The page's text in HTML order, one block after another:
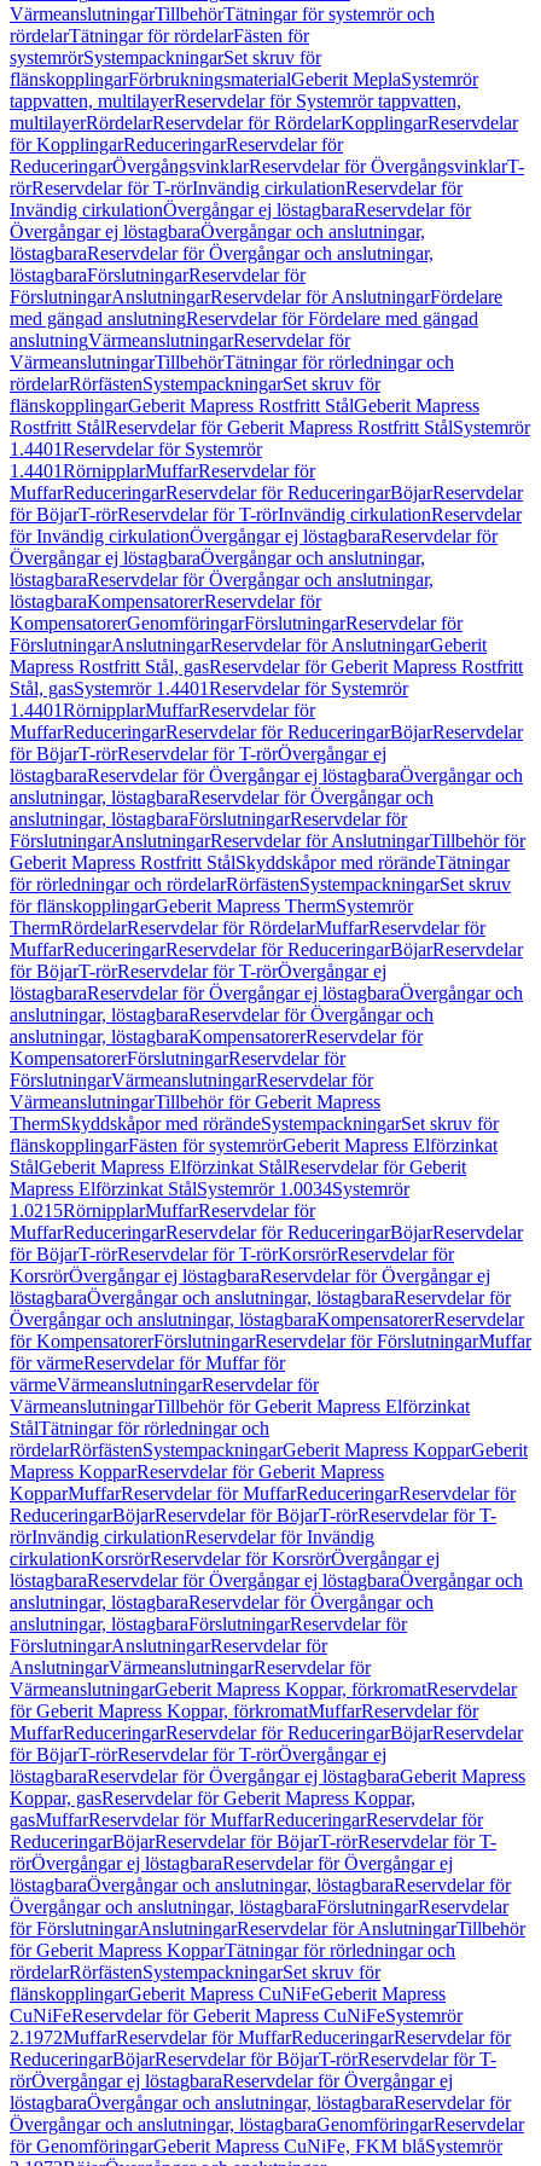
VärmeanslutningarTillbehörTätningar för systemrör och
rördelarTätningar för rördelarFästen för
systemrörSystempackningarSet skruv för
flänskopplingarFörbrukningsmaterialGeberit MeplaSystemrör
tappvatten, multilayerReservdelar för Systemrör tappvatten,
multilayerRördelarReservdelar för RördelarKopplingarReservdelar
för KopplingarReduceringarReservdelar för
ReduceringarÖvergångsvinklarReservdelar för ÖvergångsvinklarT-
rörReservdelar för T-rörInvändig cirkulationReservdelar för
Invändig cirkulationÖvergångar ej löstagbaraReservdelar för
Övergångar ej löstagbaraÖvergångar och anslutningar,
löstagbaraReservdelar för Övergångar och anslutningar,
löstagbaraFörslutningarReservdelar för
FörslutningarAnslutningarReservdelar för AnslutningarFördelare
med gängad anslutningReservdelar för Fördelare med gängad
anslutningVärmeanslutningarReservdelar för
VärmeanslutningarTillbehörTätningar för rörledningar och
rördelarRörfästenSystempackningarSet skruv för
flänskopplingarGeberit Mapress Rostfritt StålGeberit Mapress
Rostfritt StålReservdelar för Geberit Mapress Rostfritt StålSystemrör
1.4401Reservdelar för Systemrör
1.4401RörnipplarMuffarReservdelar för
MuffarReduceringarReservdelar för ReduceringarBöjarReservdelar
för BöjarT-rörReservdelar för T-rörInvändig cirkulationReservdelar
för Invändig cirkulationÖvergångar ej löstagbaraReservdelar för
Övergångar ej löstagbaraÖvergångar och anslutningar,
löstagbaraReservdelar för Övergångar och anslutningar,
löstagbaraKompensatorerReservdelar för
KompensatorerGenomföringarFörslutningarReservdelar för
FörslutningarAnslutningarReservdelar för AnslutningarGeberit
Mapress Rostfritt Stål, gasReservdelar för Geberit Mapress Rostfritt
Stål, gasSystemrör 1.4401Reservdelar för Systemrör
1.4401RörnipplarMuffarReservdelar för
MuffarReduceringarReservdelar för ReduceringarBöjarReservdelar
för BöjarT-rörReservdelar för T-rörÖvergångar ej
löstagbaraReservdelar för Övergångar ej löstagbaraÖvergångar och
anslutningar, löstagbaraReservdelar för Övergångar och
anslutningar, löstagbaraFörslutningarReservdelar för
FörslutningarAnslutningarReservdelar för AnslutningarTillbehör för
Geberit Mapress Rostfritt StålSkyddskåpor med rörändeTätningar
för rörledningar och rördelarRörfästenSystempackningarSet skruv
för flänskopplingarGeberit Mapress ThermSystemrör
ThermRördelarReservdelar för RördelarMuffarReservdelar för
MuffarReduceringarReservdelar för ReduceringarBöjarReservdelar
för BöjarT-rörReservdelar för T-rörÖvergångar ej
löstagbaraReservdelar för Övergångar ej löstagbaraÖvergångar och
anslutningar, löstagbaraReservdelar för Övergångar och
anslutningar, löstagbaraKompensatorerReservdelar för
KompensatorerFörslutningarReservdelar för
FörslutningarVärmeanslutningarReservdelar för
VärmeanslutningarTillbehör för Geberit Mapress
ThermSkyddskåpor med rörändeSystempackningarSet skruv för
flänskopplingarFästen för systemrörGeberit Mapress Elförzinkat
StålGeberit Mapress Elförzinkat StålReservdelar för Geberit
Mapress Elförzinkat StålSystemrör 1.0034Systemrör
1.0215RörnipplarMuffarReservdelar för
MuffarReduceringarReservdelar för ReduceringarBöjarReservdelar
för BöjarT-rörReservdelar för T-rörKorsrörReservdelar för
KorsrörÖvergångar ej löstagbaraReservdelar för Övergångar ej
löstagbaraÖvergångar och anslutningar, löstagbaraReservdelar för
Övergångar och anslutningar, löstagbaraKompensatorerReservdelar
för KompensatorerFörslutningarReservdelar för FörslutningarMuffar
för värmeReservdelar för Muffar för
värmeVärmeanslutningarReservdelar för
VärmeanslutningarTillbehör för Geberit Mapress Elförzinkat
StålTätningar för rörledningar och
rördelarRörfästenSystempackningarGeberit Mapress KopparGeberit
Mapress KopparReservdelar för Geberit Mapress
KopparMuffarReservdelar för MuffarReduceringarReservdelar för
ReduceringarBöjarReservdelar för BöjarT-rörReservdelar för T-
rörInvändig cirkulationReservdelar för Invändig
cirkulationKorsrörReservdelar för KorsrörÖvergångar ej
löstagbaraReservdelar för Övergångar ej löstagbaraÖvergångar och
anslutningar, löstagbaraReservdelar för Övergångar och
anslutningar, löstagbaraFörslutningarReservdelar för
FörslutningarAnslutningarReservdelar för
AnslutningarVärmeanslutningarReservdelar för
VärmeanslutningarGeberit Mapress Koppar, förkromatReservdelar
för Geberit Mapress Koppar, förkromatMuffarReservdelar för
MuffarReduceringarReservdelar för ReduceringarBöjarReservdelar
för BöjarT-rörReservdelar för T-rörÖvergångar ej
löstagbaraReservdelar för Övergångar ej löstagbaraGeberit Mapress
Koppar, gasReservdelar för Geberit Mapress Koppar,
gasMuffarReservdelar för MuffarReduceringarReservdelar för
ReduceringarBöjarReservdelar för BöjarT-rörReservdelar för T-
rörÖvergångar ej löstagbaraReservdelar för Övergångar ej
löstagbaraÖvergångar och anslutningar, löstagbaraReservdelar för
Övergångar och anslutningar, löstagbaraFörslutningarReservdelar
för FörslutningarAnslutningarReservdelar för AnslutningarTillbehör
för Geberit Mapress KopparTätningar för rörledningar och
rördelarRörfästenSystempackningarSet skruv för
flänskopplingarGeberit Mapress CuNiFeGeberit Mapress
CuNiFeReservdelar för Geberit Mapress CuNiFeSystemrör
2.1972MuffarReservdelar för MuffarReduceringarReservdelar för
ReduceringarBöjarReservdelar för BöjarT-rörReservdelar för T-
rörÖvergångar ej löstagbaraReservdelar för Övergångar ej
löstagbaraÖvergångar och anslutningar, löstagbaraReservdelar för
Övergångar och anslutningar, löstagbaraGenomföringarReservdelar
för GenomföringarGeberit Mapress CuNiFe, FKM blåSystemrör